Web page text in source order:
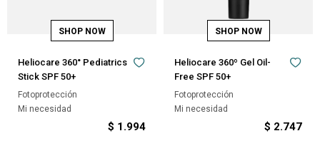
Heliocare 360° Pediatrics
Stick SPF 50+
Fotoprotección
Mi necesidad
$ 1.994
Heliocare 360º Gel Oil-
Free SPF 50+
Fotoprotección
Mi necesidad
$ 2.747